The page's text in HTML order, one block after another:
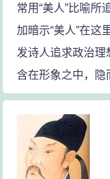
常用“美人”比喻所
加暗示“美人”在这
发诗人追求政治理
含在形象之中，隐